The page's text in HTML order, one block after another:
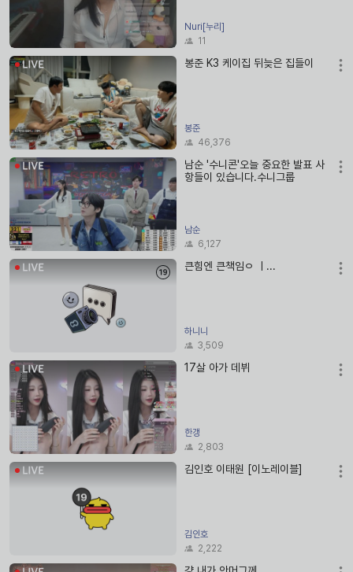
Nuri[누리]
11
봉준 K3 케이집 뒤늦은 집들이
봉준
46,376
남순 '수니콘'오늘 중요한 발표 사
항들이 있습니다.수니그룹
남순
6,127
큰힘엔 큰책임ㅇ ㅣ...
하니니
3,509
17살 아가 데뷔
한갱
2,803
김인호 이태원 [이노레이블]
김인호
2,222